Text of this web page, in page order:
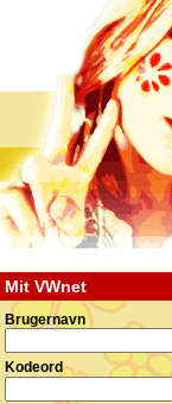
Mit VWnet
Brugernavn
Kodeord